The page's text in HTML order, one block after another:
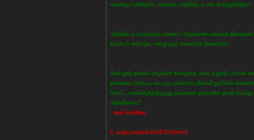
எனவிரும்புகிறோம். அதையே அதிர்ஷ்டம் என போற்றுகிறோம்.
அதிர்ஷ்டம் யாருக்கும் வரலாம்! அதற்கான வரத்தை
நம்மிடம் உள்ளதா, என்று நாம் கவனிக்க வேண்டும்.
சிலர் ஒரே நாளில் வாழ்வின் உச்சத்தை
நிலையை அடைய பல வருடங்களாக, நீங்கள்தூங்கிக்
கொட்ட கண்விழித்திருந்து தங்களை தாங்களே தயார்
அறிவீர்களா?
- லாங் பெல்லோ
2. உயர்வு உள்ளல் (Self Esteem)